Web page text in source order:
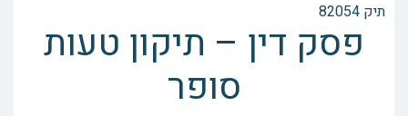
תיק 82054
פסק דין – תיקון טעות
סופר